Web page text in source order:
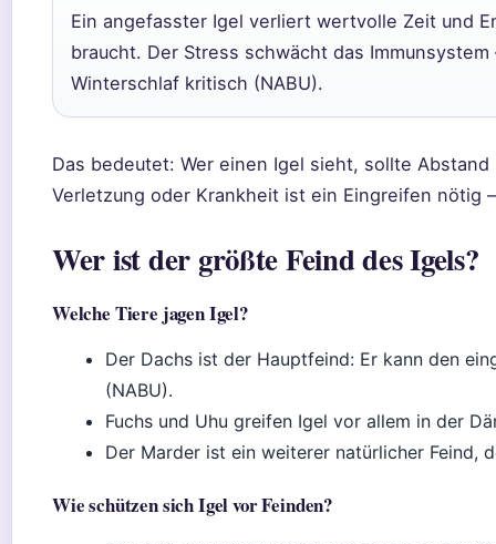
Ein angefasster Igel verliert wertvolle Zeit und
braucht. Der Stress schwächt das
Winterschlaf kritisch (NABU).
Das bedeutet: Wer einen Igel sieht, sollte
Verletzung oder Krankheit ist ein Eingreifen nötig
Wer ist der größte Feind des Igels?
Welche Tiere jagen Igel?
Der Dachs ist der Hauptfeind: Er kann den
(NABU).
Fuchs und Uhu greifen Igel vor allem in der
Der Marder ist ein weiterer natürlicher Feind,
Wie schützen sich Igel vor Feinden?